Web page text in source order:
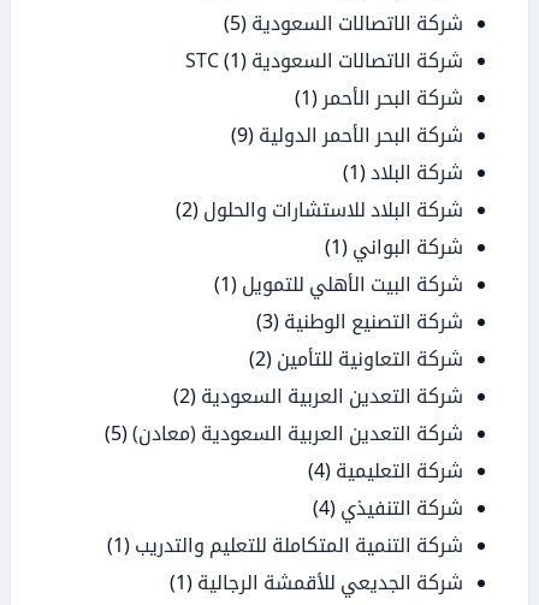
شركة الاتصالات السعودية (5)
شركة الاتصالات السعودية STC (1)
شركة البحر الأحمر (1)
شركة البحر الأحمر الدولية (9)
شركة البلاد(1)
شركة البلاد للاستشارات والحلول (2)
شركة البواني (1)
شركة البيت الأهلي للتمويل (1)
شركة التصنيع الوطنية (3)
شركة التعاونية للتأمين (2)
شركة التعدين العربية السعودية (2)
شركة التعدين العربية السعودية (معادن)(5)
شركة التعليمية (4)
شركة التنفيذي (4)
شركة التنمية المتكاملة للتعليم والتدريب (1)
شركة الجديعي للأقمشة الرجالية (1)